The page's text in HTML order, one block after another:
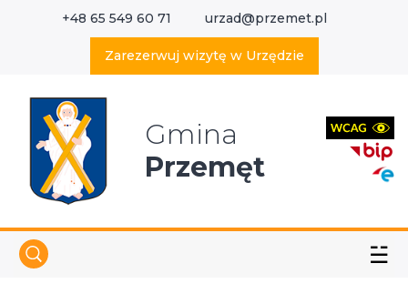
+48 65 549 60 71 urzad@przemet.pl
Zarezerwuj wizytę w Urzędzie
Gmina
Przemęt
☱
Wyszukaj w serwisie